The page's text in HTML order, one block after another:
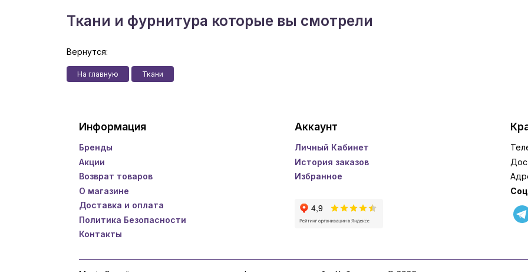
Ткани и фурнитура которые вы смотрели
Вернутся:
На главную Ткани
Информация
Бренды
Акции
Возврат товаров
О магазине
Доставка и оплата
Политика Безопасности
Контакты
Аккаунт
Личный Кабинет
История заказов
Избранное